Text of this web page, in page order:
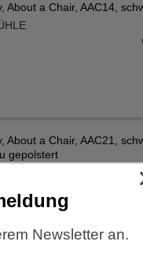
DEN WARENKORB
About a Chair, AAC14,
DEN WARENKORB
About a Chair, AAC21,
gepolstert
€
Newsletter an.